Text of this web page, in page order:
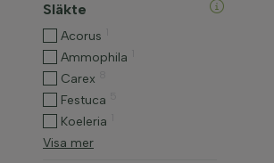
Släkte
Acorus
Ammophila
Carex
Festuca
Koeleria
Visa mer